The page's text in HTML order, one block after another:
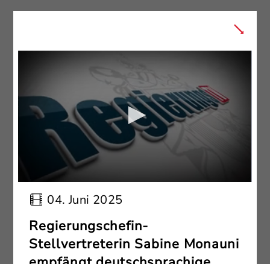
04. Juni 2025
Regierungschefin-
Stellvertreterin Sabine Monauni